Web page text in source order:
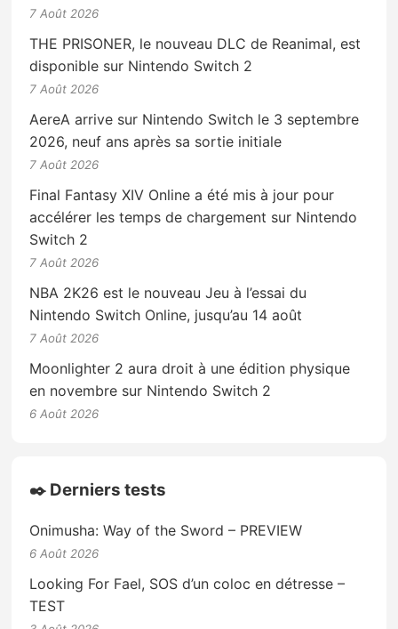
7 Août 2026
THE PRISONER, le nouveau DLC de Reanimal, est
disponible sur Nintendo Switch 2
7 Août 2026
AereA arrive sur Nintendo Switch le 3 septembre
2026, neuf ans après sa sortie initiale
7 Août 2026
Final Fantasy XIV Online a été mis à jour pour
accélérer les temps de chargement sur Nintendo
Switch 2
7 Août 2026
NBA 2K26 est le nouveau Jeu à l’essai du
Nintendo Switch Online, jusqu’au 14 août
7 Août 2026
Moonlighter 2 aura droit à une édition physique
en novembre sur Nintendo Switch 2
6 Août 2026
✒️ Derniers tests
Onimusha: Way of the Sword – PREVIEW
6 Août 2026
Looking For Fael, SOS d’un coloc en détresse –
TEST